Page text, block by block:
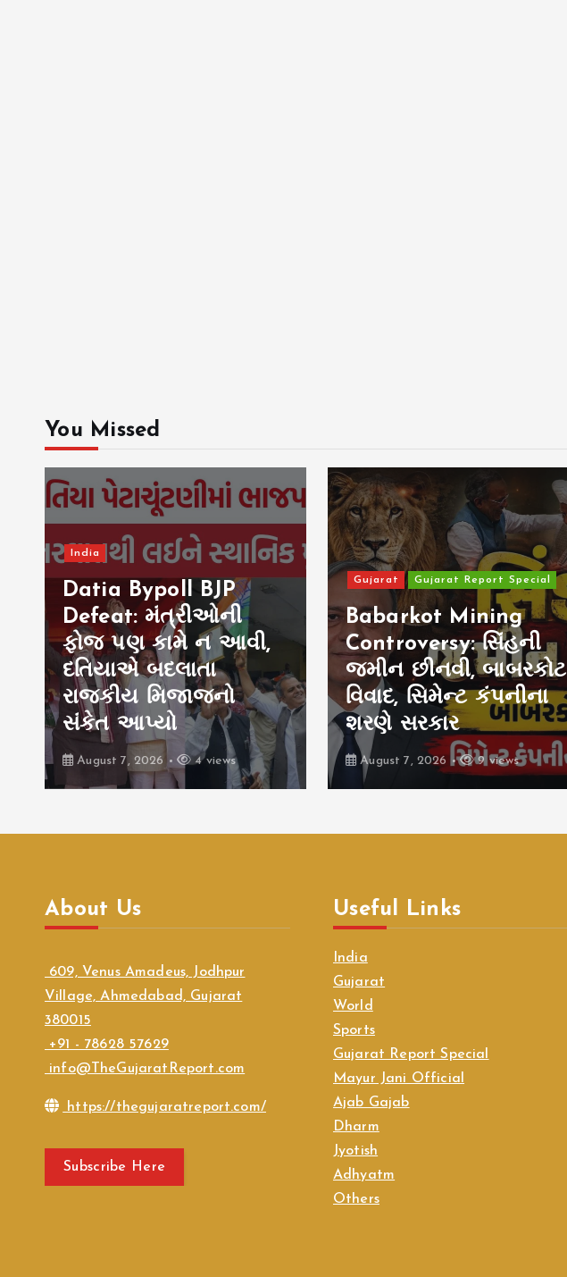
You Missed
India
Datia Bypoll BJP
Defeat: મંત્રીઓની
ફોજ પણ કામે ન આવી,
દતિયાએ બદલાતા
રાજકીય મિજાજનો
સંકેત આપ્યો
August 7, 2026 4 views
Gujarat Gujarat Report Special
Babarkot Mining
Controversy: સિંહની
જમીન છીનવી, બાબરકોટ
વિવાદ, સિમેન્ટ કંપનીના
શરણે સરકાર
August 7, 2026 9 views
About Us
609, Venus Amadeus, Jodhpur
Village, Ahmedabad, Gujarat
380015
+91 - 78628 57629
info@TheGujaratReport.com
https://thegujaratreport.com/
Subscribe Here
Useful Links
India
Gujarat
World
Sports
Gujarat Report Special
Mayur Jani Official
Ajab Gajab
Dharm
Jyotish
Adhyatm
Others